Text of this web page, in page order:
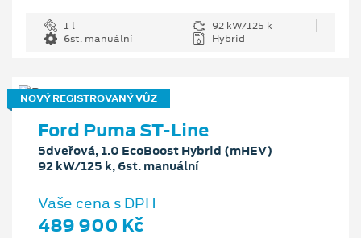
1 l
92 kW/125 k
6st. manuální
Hybrid
NOVÝ REGISTROVANÝ VŮZ
Ford Puma ST-Line
5dveřová, 1.0 EcoBoost Hybrid (mHEV)
92 kW/125 k, 6st. manuální
Vaše cena s DPH
489 900 Kč